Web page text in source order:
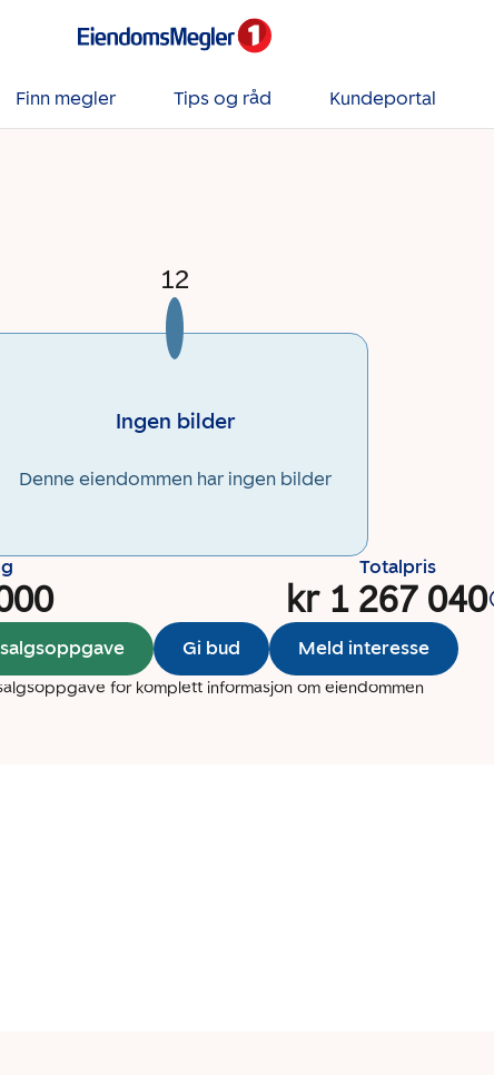
Finn megler Tips og råd Kundeportal
12
Ingen bilder
Denne eiendommen har ingen bilder
Totalpris
kr 1 267 040
Gi bud Meld interesse
for komplett informasjon om eiendommen